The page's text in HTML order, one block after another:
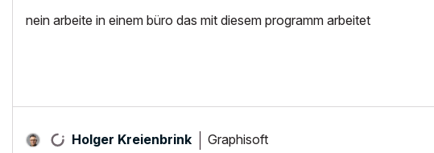
nein arbeite in einem büro das mit diesem programm arbeitet
Holger Kreienbrink Graphisoft